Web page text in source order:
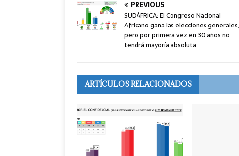
PREVIOUS
SUDÁFRICA: El Congreso Nacional
Africano gana las elecciones generales,
pero por primera vez en 30 años no
tendrá mayoría absoluta
ARTÍCULOS RELACIONADOS